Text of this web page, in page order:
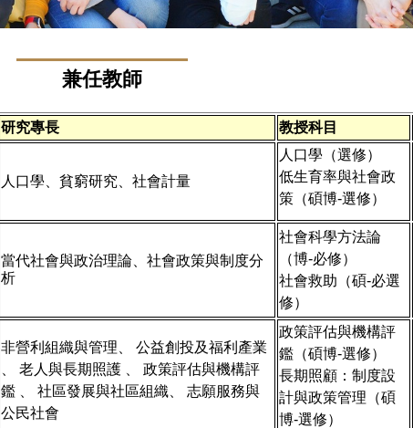
兼任教師
研究專長 教授科目
人口學、貧窮研究、社會計量
人口學（選修）
低生育率與社會政
策（碩博-選修）
當代社會與政治理論、社會政策與制度分
析
社會科學方法論
（博-必修）
社會救助（碩-必選
修）
非營利組織與管理、 公益創投及福利產業
、 老人與長期照護 、 政策評估與機構評
鑑 、 社區發展與社區組織、 志願服務與
公民社會
政策評估與機構評
鑑（碩博-選修）
長期照顧：制度設
計與政策管理（碩
博-選修）